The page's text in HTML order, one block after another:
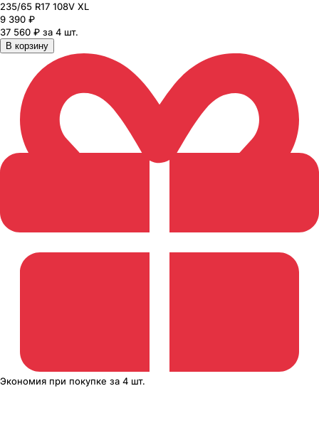
235/65 R17 108V XL
9 390 ₽
37 560 ₽ за 4 шт.
В корзину
Экономия при покупке за 4 шт.